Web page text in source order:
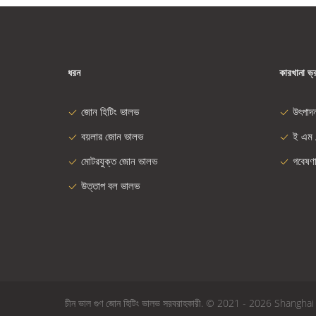
ধরন
জোন হিটিং ভালভ
বয়লার জোন ভালভ
মোটরযুক্ত জোন ভালভ
উত্তাপ বল ভালভ
কারখানা
ই এম
চীন ভাল গুণ জোন হিটিং ভালভ সরবরাহকারী. © 2021 - 2026